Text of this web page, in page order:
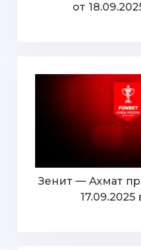
от
Зенит — Ахмат
17.09.2025